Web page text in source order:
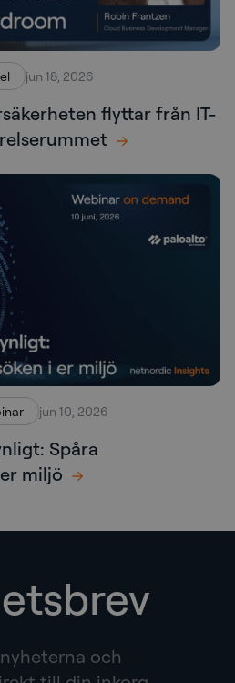
jun 18, 2026
flyttar från IT-
jun 10, 2026
Spåra
miljö
och